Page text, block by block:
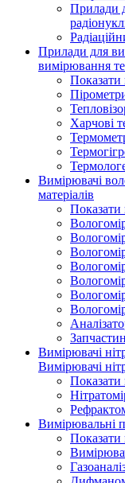
Прилади
Прилади для
вимірювання
Показати
Харчові
Вимірювачі
матеріалів
Показати
Вимірювачі
Вимірювачі
Показати
Вимірювальні
Показати